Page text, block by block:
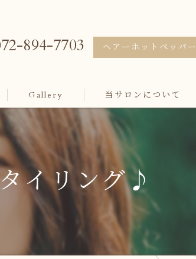
894-7703 ヘアーホットペッパー
Gallery 当サロンについて
カット
カラー
トリートメント
マツエク
まつ毛パーマ
イリング♪